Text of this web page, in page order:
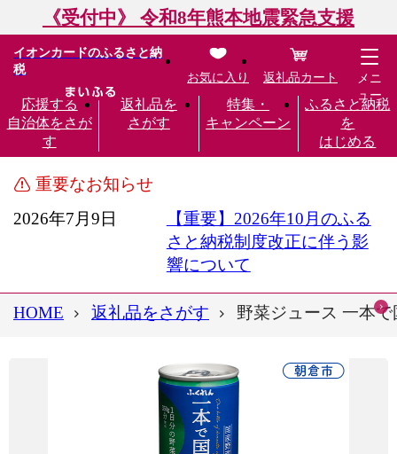
《受付中》 令和8年熊本地震緊急支援
イオンカードのふるさと納
税
応援する
自治体をさが
す
返礼品を
さがす
特集・
キャンペーン
ふるさと納税
を
はじめる
お気に入り 返礼品カート
メニ
ュー
重要なお知らせ
2026年7月9日
【重要】2026年10月のふる
さと納税制度改正に伴う影
響について
HOME 返礼品をさがす 野菜ジュース 一本